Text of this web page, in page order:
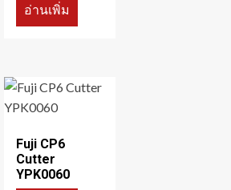
อ่านเพิ่ม
Fuji CP6
Cutter
YPK0060